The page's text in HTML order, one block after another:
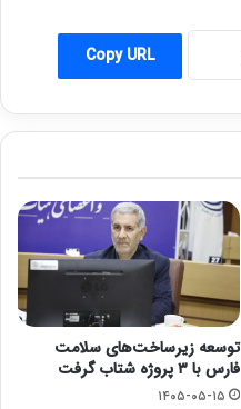
Copy URL
توسعه زیرساخت‌های سلامت
فارس با ۳ پروژه شتاب گرفت
۱۴۰۵-۰۵-۱۵